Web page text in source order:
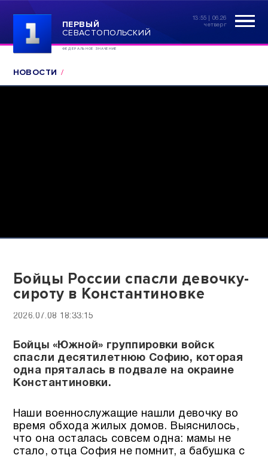
ПЕРВЫЙ
СЕВАСТОПОЛЬСКИЙ
ФЕДЕРАЛЬНОЕ ЗНАЧЕНИЕ
13:55 | 06.26
четверг
НОВОСТИ
Бойцы России спасли девочку-
сироту в Константиновке
2026.07.08 18:33:15
Бойцы «Южной» группировки войск
спасли десятилетнюю Софию, которая
одна пряталась в подвале на окраине
Константиновки.
Наши военнослужащие нашли девочку во
время обхода жилых домов. Выяснилось,
что она осталась совсем одна: мамы не
стало, отца София не помнит, а бабушка с